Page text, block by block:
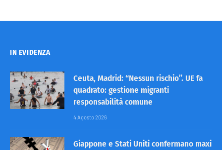
IN EVIDENZA
Ceuta, Madrid: “Nessun rischio”. UE fa
quadrato: gestione migranti
responsabilità comune
4 Agosto 2026
Giappone e Stati Uniti confermano maxi